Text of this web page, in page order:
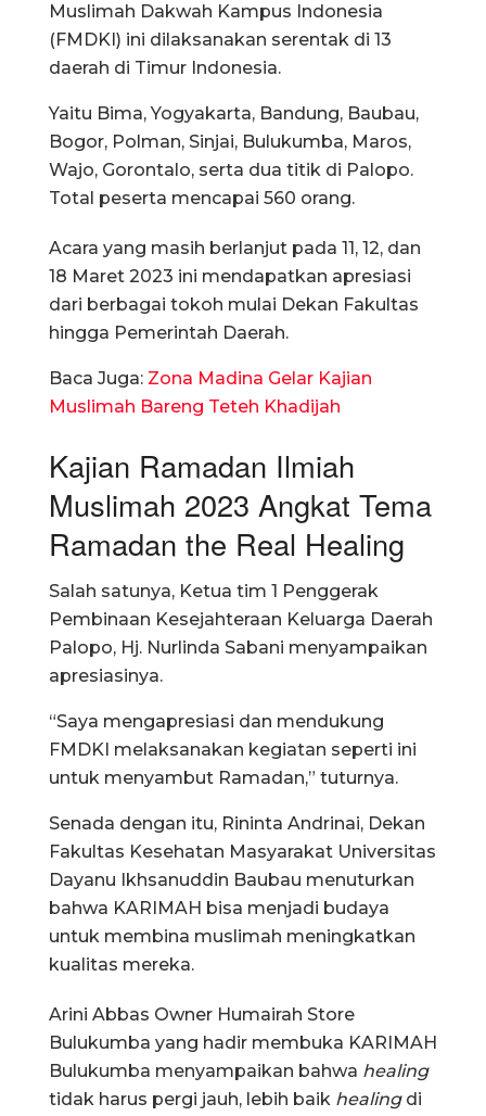
Muslimah Dakwah Kampus Indonesia
(FMDKI) ini dilaksanakan serentak di 13
daerah di Timur Indonesia.
Yaitu Bima, Yogyakarta, Bandung, Baubau,
Bogor, Polman, Sinjai, Bulukumba, Maros,
Wajo, Gorontalo, serta dua titik di Palopo.
Total peserta mencapai 560 orang.
Acara yang masih berlanjut pada 11, 12, dan
18 Maret 2023 ini mendapatkan apresiasi
dari berbagai tokoh mulai Dekan Fakultas
hingga Pemerintah Daerah.
Baca Juga: Zona Madina Gelar Kajian
Muslimah Bareng Teteh Khadijah
Kajian Ramadan Ilmiah
Muslimah 2023 Angkat Tema
Ramadan the Real Healing
Salah satunya, Ketua tim 1 Penggerak
Pembinaan Kesejahteraan Keluarga Daerah
Palopo, Hj. Nurlinda Sabani menyampaikan
apresiasinya.
“Saya mengapresiasi dan mendukung
FMDKI melaksanakan kegiatan seperti ini
untuk menyambut Ramadan,” tuturnya.
Senada dengan itu, Rininta Andrinai, Dekan
Fakultas Kesehatan Masyarakat Universitas
Dayanu Ikhsanuddin Baubau menuturkan
bahwa KARIMAH bisa menjadi budaya
untuk membina muslimah meningkatkan
kualitas mereka.
Arini Abbas Owner Humairah Store
Bulukumba yang hadir membuka KARIMAH
Bulukumba menyampaikan bahwa healing
tidak harus pergi jauh, lebih baik healingdi